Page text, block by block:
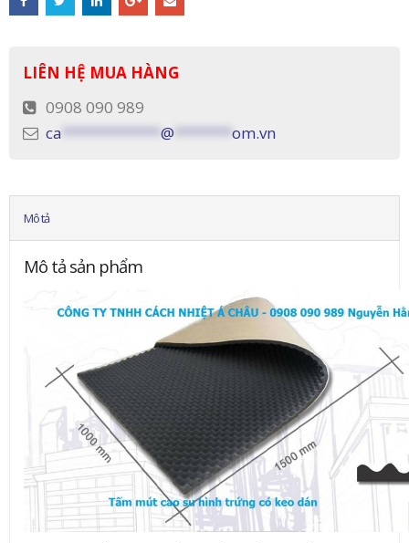
LIÊN HỆ MUA HÀNG
0908 090 989
ca
@ om.vn
Mô tả
Mô tả sản phẩm